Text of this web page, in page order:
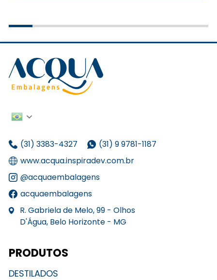
(31) 3383-4327
(31) 9 9781-1187
www.acqua.inspiradev.com.br
@acquaembalagens
acquaembalagens
R. Gabriela de Melo, 99 - Olhos
D'Água, Belo Horizonte - MG
PRODUTOS
DESTILADOS